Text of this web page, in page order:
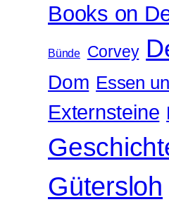
Books on
Bünde Corvey
Dom Essen
Externsteine
Gütersloh